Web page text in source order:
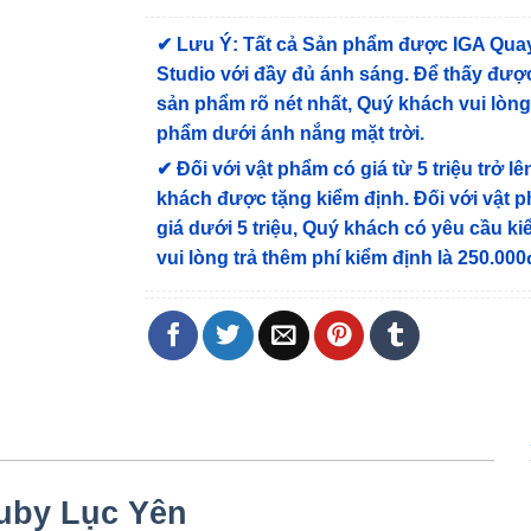
✔ Lưu Ý: Tất cả Sản phẩm được IGA
Studio với đầy đủ ánh sáng. Để thấy
sản phẩm rõ nét nhất, Quý khách vui
phẩm dưới ánh nắng mặt trời.
✔Đối với vật phẩm có giá từ 5 triệu trở
khách được tặng kiểm định. Đối với vật
giá dưới 5 triệu, Quý khách có yêu cầu
vui lòng trả thêm phí kiểm định là
Lục Yên